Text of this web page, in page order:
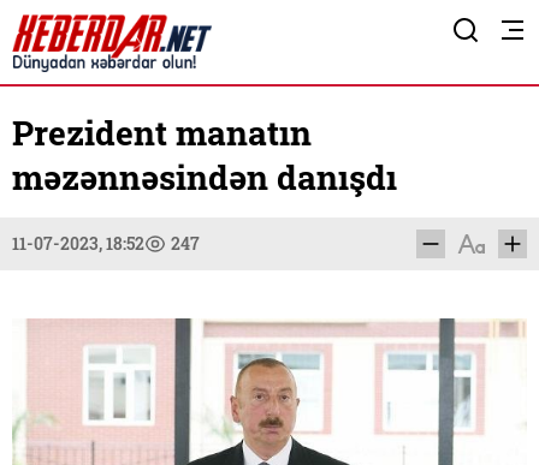
Prezident manatın
məzənnəsindən danışdı
11-07-2023, 18:52 247